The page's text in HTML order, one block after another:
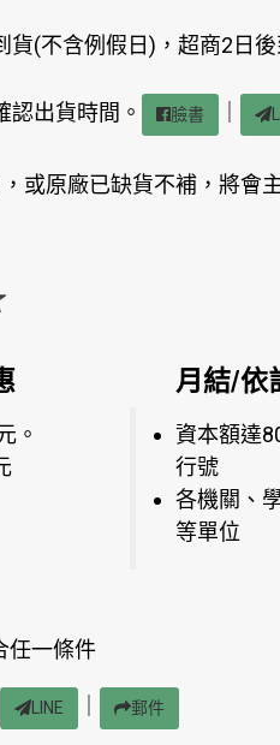
貨(不含例假日)，超商2日後
認出貨時間。 臉書
或原廠已缺貨不補，將會
。
月結/依
資本額達
行號
各機關、
等單位
任一條件
LINE 郵件